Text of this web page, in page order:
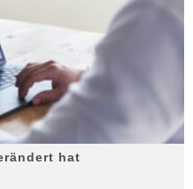
hat